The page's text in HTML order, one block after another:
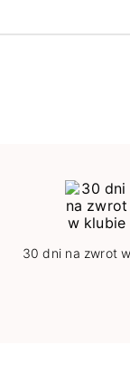
30 dni na zwrot